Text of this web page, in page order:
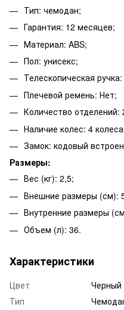
Тип: чемодан;
Гарантия: 12 месяцев;
Материал: ABS;
Пол: унисекс;
Телескопическая
Плечевой ремень: Нет;
Количество отделений:
Наличие колес: 4
Замок: кодовый
Размеры:
Вес (кг): 2,5;
Внешние размеры (см):
Внутренние размеры
Объем (л): 36.
Характеристики
Цвет
Черный
Тип